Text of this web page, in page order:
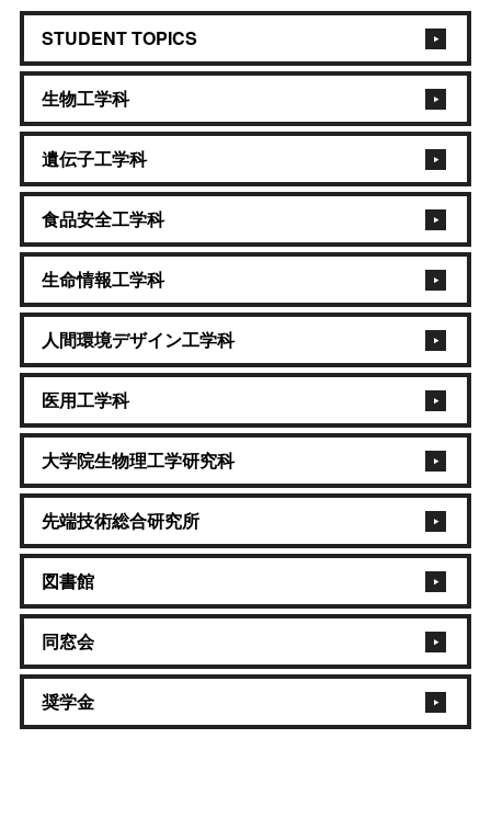
STUDENT TOPICS
生物工学科
遺伝子工学科
食品安全工学科
生命情報工学科
人間環境デザイン工学科
医用工学科
大学院生物理工学研究科
先端技術総合研究所
図書館
同窓会
奨学金